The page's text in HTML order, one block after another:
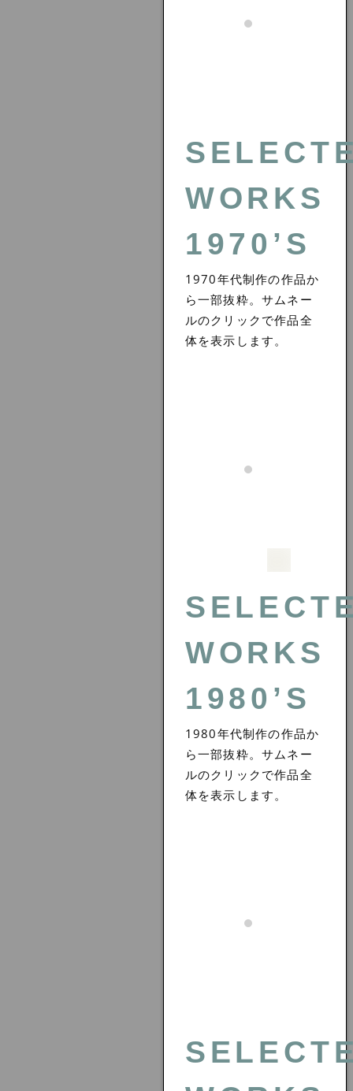
WORKS
1970’S
1970年代制作の作品か
ら一部抜粋。サムネー
ルのクリックで作品全
体を表示します。
WORKS
1980’S
1980年代制作の作品か
ら一部抜粋。サムネー
ルのクリックで作品全
体を表示します。